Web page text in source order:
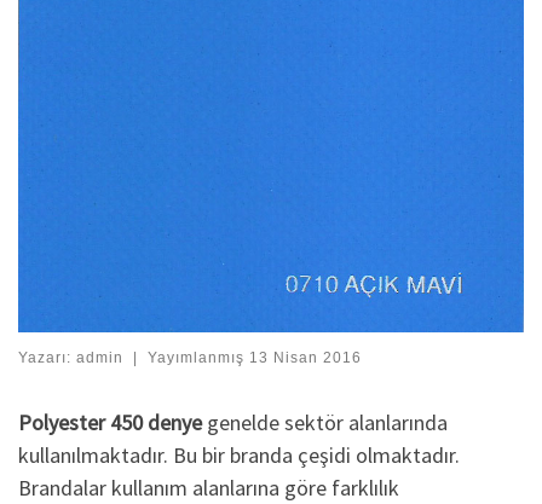
Yazarı: admin Yayımlanmış 13 Nisan 2016
Polyester 450 denyegenelde sektör alanlarında
kullanılmaktadır. Bu bir branda çeşidi olmaktadır.
Brandalar kullanım alanlarına göre farklılık